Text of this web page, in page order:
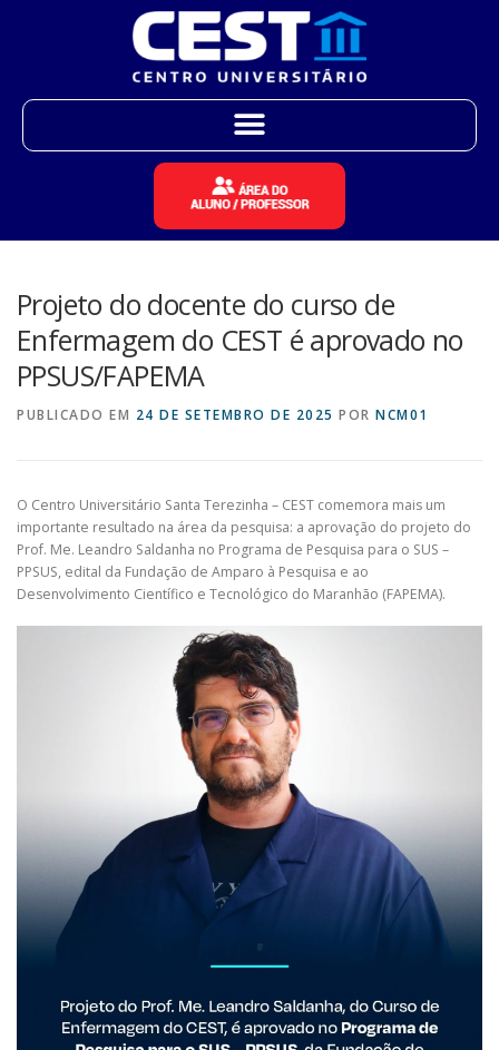
Projeto do docente do curso de
Enfermagem do CEST é aprovado no
PPSUS/FAPEMA
PUBLICADO EM 24 DE SETEMBRO DE 2025 POR NCM01
O Centro Universitário Santa Terezinha – CEST comemora mais um
importante resultado na área da pesquisa: a aprovação do projeto do
Prof. Me. Leandro Saldanha no Programa de Pesquisa para o SUS –
PPSUS, edital da Fundação de Amparo à Pesquisa e ao
Desenvolvimento Científico e Tecnológico do Maranhão (FAPEMA).